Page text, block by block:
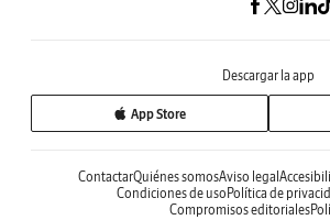
Descargar la app
App Store
ContactarQuiénes somosAviso legal
Condiciones de uso Política de
Compromisos editoriales